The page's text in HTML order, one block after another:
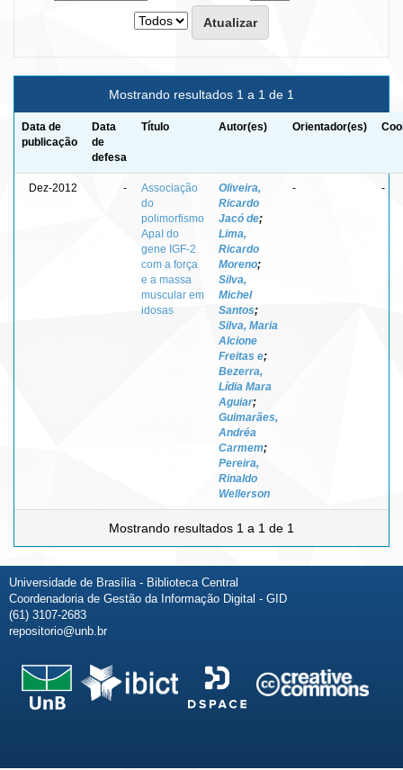
Mostrando resultados 1 a 1 de 1
Data de
publicação
Data
de
defesa
Título Autor(es) Orientador(es)
Dez-2012 -
Associação
do
polimorfismo
ApaI do
gene IGF-2
com a força
e a massa
muscular em
idosas
Oliveira,
Ricardo
Jacó de;
Lima,
Ricardo
Moreno;
Silva,
Michel
Santos;
Silva, Maria
Alcione
Freitas e;
Bezerra,
Lídia Mara
Aguiar;
Guimarães,
Andréa
Carmem;
Pereira,
Rinaldo
Wellerson
- -
Mostrando resultados 1 a 1 de 1
Universidade de Brasília - Biblioteca Central
Coordenadoria de Gestão da Informação Digital - GID
(61) 3107-2683
repositorio@unb.br